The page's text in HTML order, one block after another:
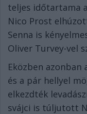
teljes időtartama
Nico Prost
Senna is
Oliver Turvey-vel
Eközben azonban
és a pár hellyel
elkezdték
svájci is túljutott